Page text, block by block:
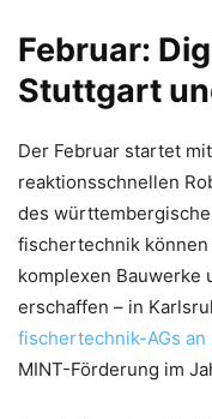
Februar:
Stuttgart
Der Februar startet
reaktionsschnellen
des
fischertechnik
komplexen Bauwerke
erschaffen – in
fischertechnik-AGs
MINT-Förderung im